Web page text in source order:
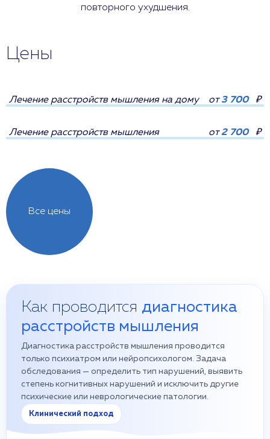
повторного ухудшения.
Цены
Все цены
Лечение расстройств мышления на дому от3 700 ₽
Лечение расстройств мышления от2 700 ₽
Как проводится диагностика
расстройств мышления
Диагностика расстройств мышления проводится
только психиатром или нейропсихологом. Задача
обследования — определить тип нарушений, выявить
степень когнитивных нарушений и исключить другие
психические или неврологические патологии.
Клинический подход